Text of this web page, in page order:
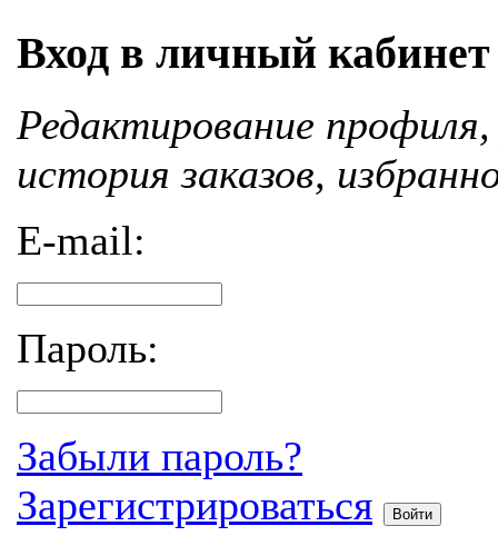
Вход в личный кабинет
Редактирование
история заказов,
E-mail:
Пароль:
Забыли пароль?
Зарегистрироваться
Войти